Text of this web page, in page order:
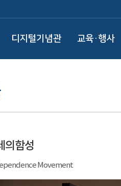
디지털기념관 교육·행사
의함성
Movement